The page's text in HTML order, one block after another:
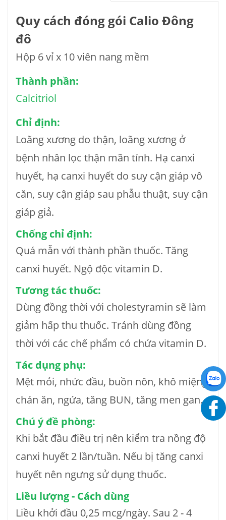
Quy cách đóng gói Calio Đông
đô
Hộp 6 vỉ x 10 viên nang mềm
Thành phần:
Calcitriol
Chỉ định:
Loãng xương do thận, loãng xương ở
bệnh nhân lọc thận mãn tính. Hạ canxi
huyết, hạ canxi huyết do suy cận giáp vô
căn, suy cận giáp sau phẫu thuật, suy cận
giáp giả.
Chống chỉ định:
Quá mẫn với thành phần thuốc. Tăng
canxi huyết. Ngộ độc vitamin D.
Tương tác thuốc:
Dùng đồng thời với cholestyramin sẽ làm
giảm hấp thu thuốc. Tránh dùng đồng
thời với các chế phẩm có chứa vitamin D.
Tác dụng phụ:
Mệt mỏi, nhức đầu, buồn nôn, khô miệng,
chán ăn, ngứa, tăng BUN, tăng men gan.
Chú ý đề phòng:
Khi bắt đầu điều trị nên kiểm tra nồng độ
canxi huyết 2 lần/tuần. Nếu bị tăng canxi
huyết nên ngưng sử dụng thuốc.
Liều lượng - Cách dùng
Liều khởi đầu 0,25 mcg/ngày. Sau 2 - 4